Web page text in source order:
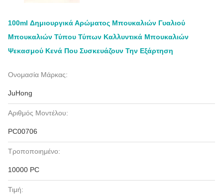
100ml Δημιουργικά Αρώματος Μπουκαλιών Γυαλιού
Μπουκαλιών Τύπου Τύπων Καλλυντικά Μπουκαλιών
Ψεκασμού Κενά Που Συσκευάζουν Την Εξάρτηση
Ονομασία Μάρκας:
JuHong
Αριθμός Μοντέλου:
PC00706
Τροποποιημένο:
10000 PC
Τιμή: